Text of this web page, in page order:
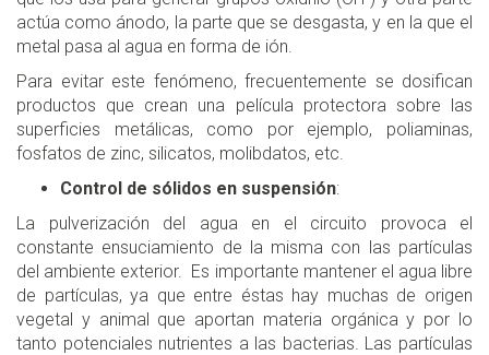
actúa como ánodo, la parte que se desgasta, y en la que el
metal pasa al agua en forma de ión.
Para evitar este fenómeno, frecuentemente se dosifican
productos que crean una película protectora sobre las
superficies metálicas, como por ejemplo, poliaminas,
fosfatos de zinc, silicatos, molibdatos, etc.
Control de sólidos en suspensión:
La pulverización del agua en el circuito provoca el
constante ensuciamiento de la misma con las partículas
del ambiente exterior. Es importante mantener el agua libre
de partículas, ya que entre éstas hay muchas de origen
vegetal y animal que aportan materia orgánica y por lo
tanto potenciales nutrientes a las bacterias. Las partículas